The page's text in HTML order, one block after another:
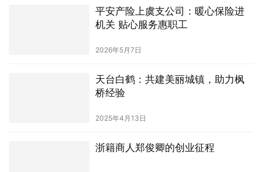
平安产险上虞支公司：暖心保险进
机关 贴心服务惠职工
2026年5月7日
天台白鹤：共建美丽城镇，助力枫
桥经验
2025年4月13日
浙籍商人郑俊卿的创业征程